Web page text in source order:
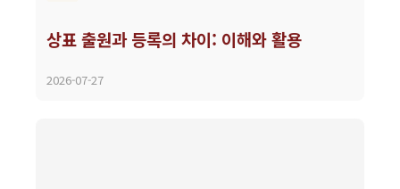
상표 출원과 등록의 차이: 이해와 활용
2026-07-27